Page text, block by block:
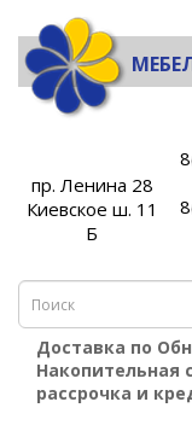
пр. Ленина 28
Киевское ш. 11
Б
Доставка по
Накопительная
рассрочка и